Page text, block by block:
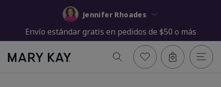
Jennifer Rhoades
Envío estándar gratis en pedidos de $50 o más